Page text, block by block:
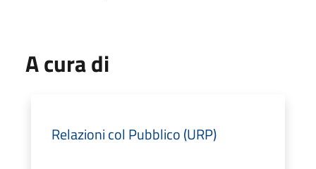
A cura di
Relazioni col Pubblico (URP)